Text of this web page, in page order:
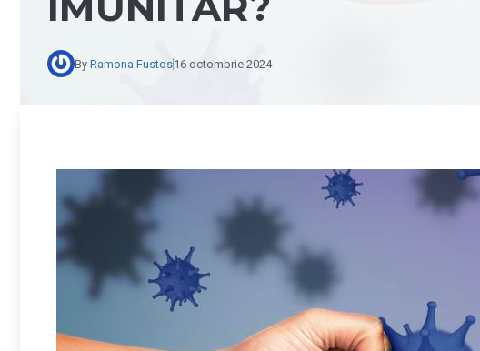
By Ramona Fustos16 octombrie 2024